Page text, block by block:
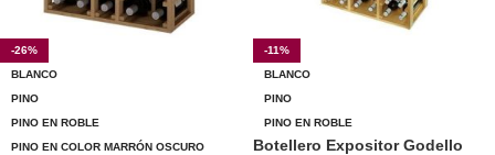
-26%
BLANCO
PINO
PINO EN ROBLE
PINO EN COLOR MARRÓN OSCURO
-11%
BLANCO
PINO
PINO EN ROBLE
Botellero Expositor Godello